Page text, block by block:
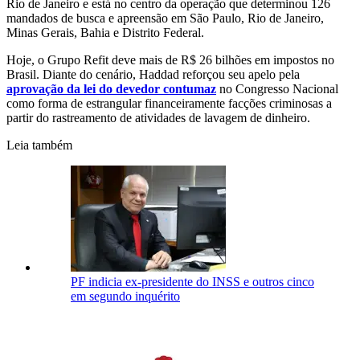
Rio de Janeiro e está no centro da operação que determinou 126
mandados de busca e apreensão em São Paulo, Rio de Janeiro,
Minas Gerais, Bahia e Distrito Federal.
Hoje, o Grupo Refit deve mais de R$ 26 bilhões em impostos no
Brasil. Diante do cenário, Haddad reforçou seu apelo pela
aprovação da lei do devedor contumaz no Congresso Nacional
como forma de estrangular financeiramente facções criminosas a
partir do rastreamento de atividades de lavagem de dinheiro.
Leia também
PF indicia ex-presidente do INSS e outros cinco
em segundo inquérito